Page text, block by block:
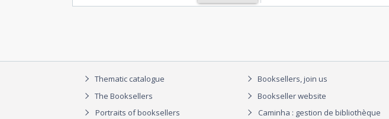
Thematic catalogue
The Booksellers
Portraits of booksellers
Booksellers, join us
Bookseller website
Caminha : gestion de bibliothèque